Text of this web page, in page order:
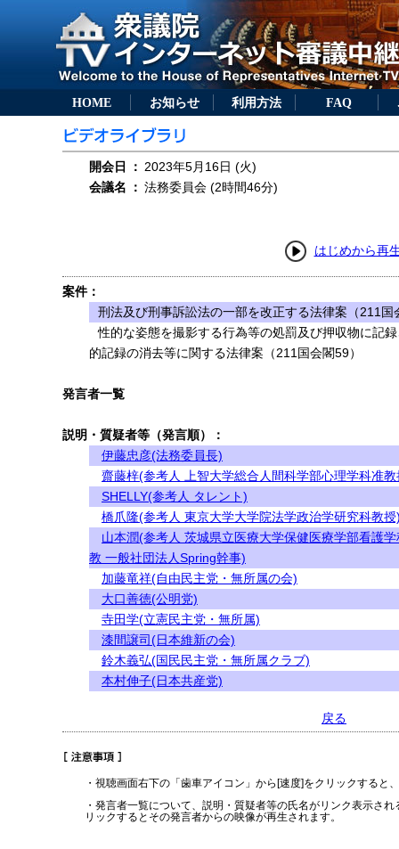
HOME お知らせ 利用方法 FAQ
開会日 ： 2023年5月16日 (火)
会議名
： 法務委員会 (2時間46分)
はじめから再
案件：
刑法及び刑事訴訟法の一部を改正する法律案（211国
性的な姿態を撮影する行為等の処罰及び押収物に記
的記録の消去等に関する法律案（211国会閣59）
発言者一覧
説明・質疑者等（発言順）：
伊藤忠彦(法務委員長)
齋藤梓(参考人 上智大学総合人間科学部心理学科准教
SHELLY(参考人 タレント)
橋爪隆(参考人 東京大学大学院法学政治学研究科教授
山本潤(参考人 茨城県立医療大学保健医療学部看護学
教 一般社団法人Spring幹事)
加藤竜祥(自由民主党・無所属の会)
大口善徳(公明党)
寺田学(立憲民主党・無所属)
漆間譲司(日本維新の会)
鈴木義弘(国民民主党・無所属クラブ)
本村伸子(日本共産党)
戻る
・視聴画面右下の「歯車アイコン」から[速度]をクリックすると
・発言者一覧について、説明・質疑者等の氏名がリンク表示さ
リックするとその発言者からの映像が再生されます。